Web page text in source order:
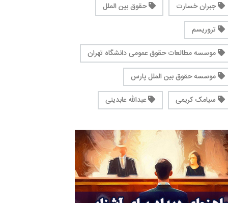
جبران خسارت
حقوق بین الملل
تروریسم
موسسه مطالعات حقوق عمومی دانشگاه تهران
موسسه حقوق بین الملل پارس
سیامک کریمی
عبدالله عابدینی